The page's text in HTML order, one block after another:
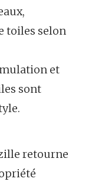
toiles selon
et
sont
retourne